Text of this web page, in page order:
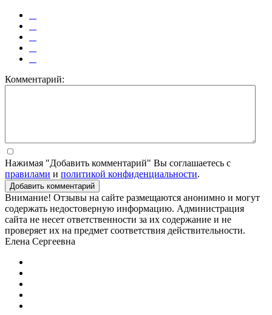
Комментарий:
Нажимая "Добавить комментарий" Вы соглашаетесь с
правилами и политикой конфиденциальности.
Добавить комментарий
Внимание! Отзывы на сайте размещаются анонимно и могут
содержать недостоверную информацию. Администрация
сайта не несет ответственности за их содержание и не
проверяет их на предмет соответствия действительности.
Елена Сергеевна